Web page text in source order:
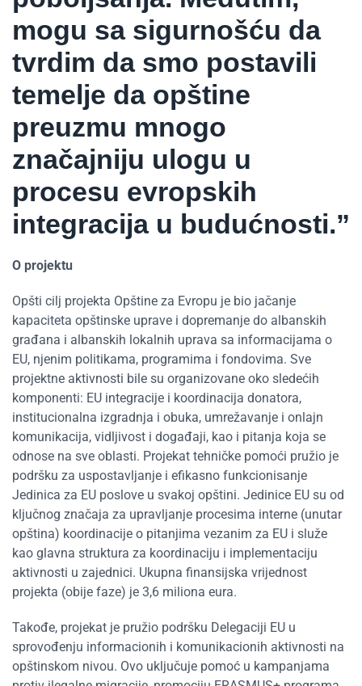
mogu sa sigurnošću da
tvrdim da smo postavili
temelje da opštine
preuzmu mnogo
značajniju ulogu u
procesu evropskih
integracija u budućnosti.”
O projektu
Opšti cilj projekta Opštine za Evropu je bio jačanje
kapaciteta opštinske uprave i dopremanje do albanskih
građana i albanskih lokalnih uprava sa informacijama o
EU, njenim politikama, programima i fondovima. Sve
projektne aktivnosti bile su organizovane oko sledećih
komponenti: EU integracije i koordinacija donatora,
institucionalna izgradnja i obuka, umrežavanje i onlajn
komunikacija, vidljivost i događaji, kao i pitanja koja se
odnose na sve oblasti. Projekat tehničke pomoći pružio je
podršku za uspostavljanje i efikasno funkcionisanje
Jedinica za EU ​​poslove u svakoj opštini. Jedinice EU su od
ključnog značaja za upravljanje procesima interne (unutar
opština) koordinacije o pitanjima vezanim za EU ​​i služe
kao glavna struktura za koordinaciju i implementaciju
aktivnosti u zajednici. Ukupna finansijska vrijednost
projekta (obije faze) je 3,6 miliona eura.
Takođe, projekat je pružio podršku Delegaciji EU u
sprovođenju informacionih i komunikacionih aktivnosti na
opštinskom nivou. Ovo uključuje pomoć u kampanjama